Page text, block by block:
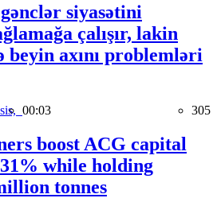
siyasətini
çalışır, lakin
beyin axını problemləri
00:03 305
boost ACG capital
while holding
tonnes